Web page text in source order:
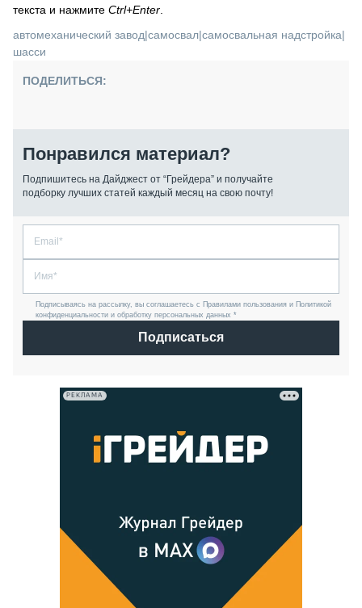
текста и нажмите Ctrl+Enter
автомеханический завод|самосвал|самосвальная надстройка|
шасси
ПОДЕЛИТЬСЯ:
Понравился материал?
Подпишитесь на Дайджест от “Грейдера” и получайте
подборку лучших статей каждый месяц на свою почту!
Подписываясь на рассылку, вы соглашаетесь с Правилами пользования и Политикой
конфиденциальности и обработку персональных данных *
Подписаться
РЕКЛАМА